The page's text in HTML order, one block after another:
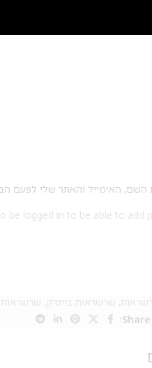
השם, האימייל והאתר שלי לפעם
be logged in to be able to add
, שרשראות בייסיק,
Share: